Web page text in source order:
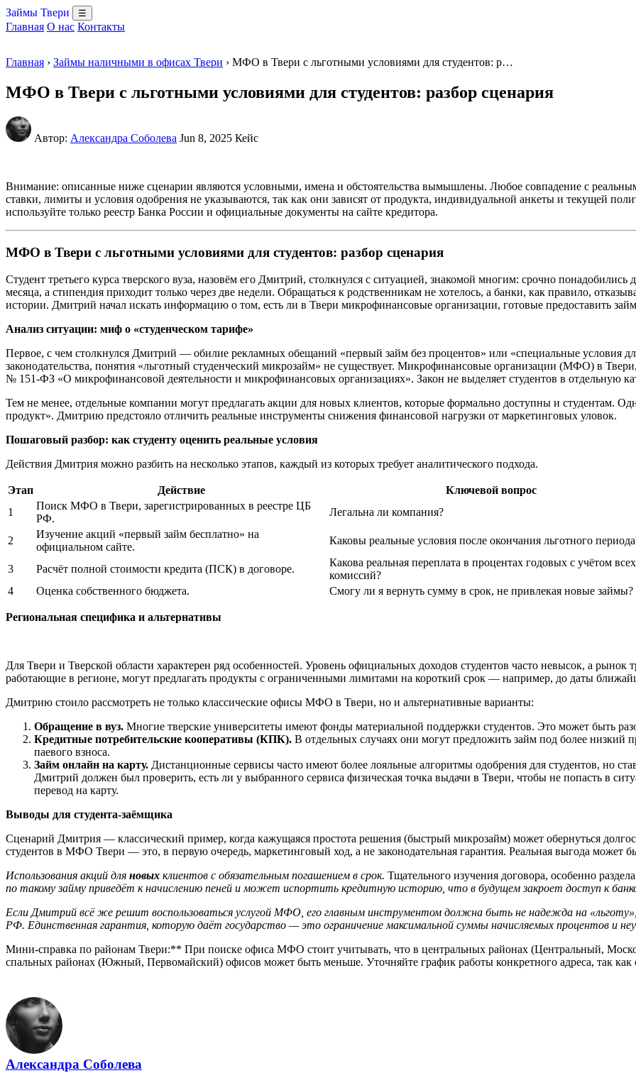
Займы Твери ☰
Главная О нас Контакты
Главная › Займы наличными в офисах Твери › МФО в Твери с льготными условиями для студентов: р…
МФО в Твери с льготными условиями для студентов: разбор сценария
Автор: Александра Соболева Jun 8, 2025 Кейс
Внимание: описанные ниже сценарии являются условными, имена и обстоятельства вымышлены. Любое совпадение с
ставки, лимиты и условия одобрения не указываются, так как они зависят от продукта, индивидуальной анкеты и текущей
используйте только реестр Банка России и официальные документы на сайте кредитора.
МФО в Твери с льготными условиями для студентов: разбор сценария
Студент третьего курса тверского вуза, назовём его Дмитрий, столкнулся с ситуацией, знакомой многим: срочно
месяца, а стипендия приходит только через две недели. Обращаться к родственникам не хотелось, а банки, как правило,
истории. Дмитрий начал искать информацию о том, есть ли в Твери микрофинансовые организации, готовые предоставить
Анализ ситуации: миф о «студенческом тарифе»
Первое, с чем столкнулся Дмитрий — обилие рекламных обещаний «первый займ без процентов» или «специальные условия
законодательства, понятия «льготный студенческий микрозайм» не существует. Микрофинансовые организации (МФО) в
№ 151-ФЗ «О микрофинансовой деятельности и микрофинансовых организациях». Закон не выделяет студентов в отдельную
Тем не менее, отдельные компании могут предлагать акции для новых клиентов, которые формально доступны и студентам.
продукт». Дмитрию предстояло отличить реальные инструменты снижения финансовой нагрузки от маркетинговых уловок.
Пошаговый разбор: как студенту оценить реальные условия
Действия Дмитрия можно разбить на несколько этапов, каждый из которых требует аналитического подхода.
Этап Действие Ключевой вопрос
1
Поиск МФО в Твери, зарегистрированных в реестре ЦБ
РФ.
Легальна ли компания?
2
Изучение акций «первый займ бесплатно» на
официальном сайте.
Каковы реальные условия после окончания льготного
3 Расчёт полной стоимости кредита (ПСК) в договоре.
Какова реальная переплата в процентах годовых с учётом всех
комиссий?
4
Оценка собственного бюджета. Смогу ли я вернуть сумму в срок, не привлекая новые займы?
Региональная специфика и альтернативы
Для Твери и Тверской области характерен ряд особенностей. Уровень официальных доходов студентов часто невысок, а
работающие в регионе, могут предлагать продукты с ограниченными лимитами на короткий срок — например, до даты
Дмитрию стоило рассмотреть не только классические офисы МФО в Твери, но и альтернативные варианты:
Обращение в вуз. Многие тверские университеты имеют фонды материальной поддержки студентов. Это может быть
Кредитные потребительские кооперативы (КПК). В отдельных случаях они могут предложить займ под более низкий
паевого взноса.
Займ онлайн на карту. Дистанционные сервисы часто имеют более лояльные алгоритмы одобрения для студентов, но
Дмитрий должен был проверить, есть ли у выбранного сервиса физическая точка выдачи в Твери, чтобы не попасть в
перевод на карту.
Выводы для студента-заёмщика
Сценарий Дмитрия — классический пример, когда кажущаяся простота решения (быстрый микрозайм) может обернуться
студентов в МФО Твери — это, в первую очередь, маркетинговый ход, а не законодательная гарантия. Реальная выгода может
Использования акций для новых клиентов с обязательным погашением в срок. Тщательного изучения договора, особенно
по такому займу приведёт к начислению пеней и может испортить кредитную историю, что в будущем закроет доступ к
Если Дмитрий всё же решит воспользоваться услугой МФО, его главным инструментом должна быть не надежда на
РФ. Единственная гарантия, которую даёт государство — это ограничение максимальной суммы начисляемых процентов и
Мини-справка по районам Твери:** При поиске офиса МФО стоит учитывать, что в центральных районах (Центральный,
спальных районах (Южный, Первомайский) офисов может быть меньше. Уточняйте график работы конкретного адреса, так как
Александра Соболева